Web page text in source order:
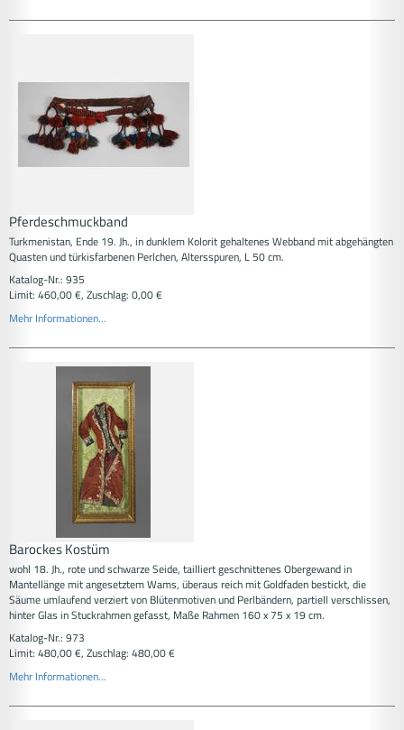
Pferdeschmuckband
Turkmenistan, Ende 19. Jh., in dunklem Kolorit gehaltenes Webband mit abgehängten
Quasten und türkisfarbenen Perlchen, Altersspuren, L 50 cm.
Katalog-Nr.: 935
Limit: 460,00 €, Zuschlag: 0,00 €
Mehr Informationen...
Barockes Kostüm
wohl 18. Jh., rote und schwarze Seide, tailliert geschnittenes Obergewand in
Mantellänge mit angesetztem Wams, überaus reich mit Goldfaden bestickt, die
Säume umlaufend verziert von Blütenmotiven und Perlbändern, partiell verschlissen,
hinter Glas in Stuckrahmen gefasst, Maße Rahmen 160 x 75 x 19 cm.
Katalog-Nr.: 973
Limit: 480,00 €, Zuschlag: 480,00 €
Mehr Informationen...